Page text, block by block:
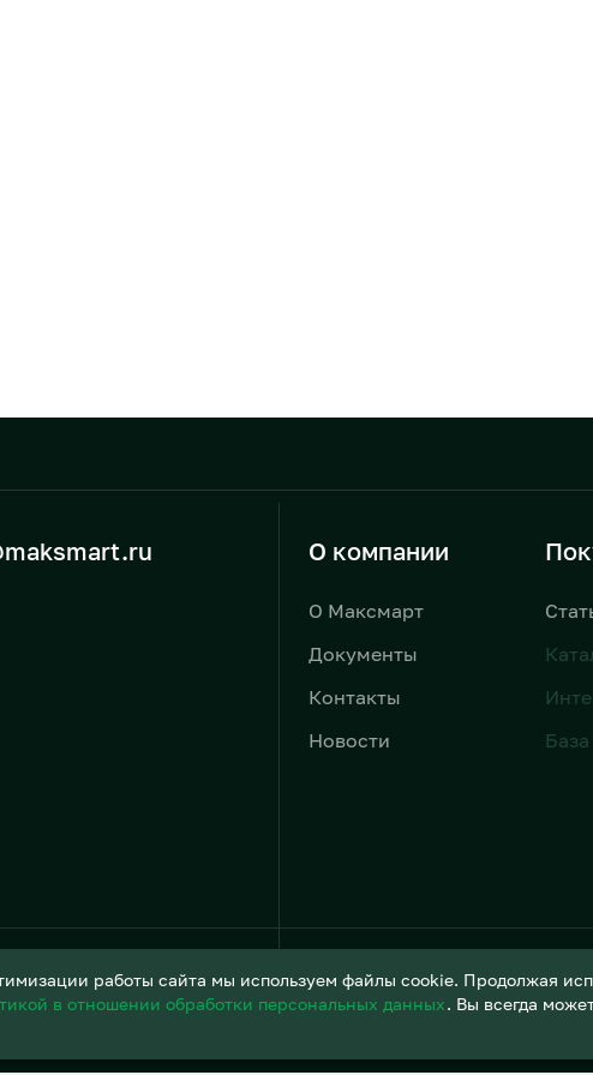
О компании
О Максмарт
Документы
Контакты
Новости
работы сайта мы используем файлы cookie. Продолжая
в отношении обработки персональных данных. Вы всегда